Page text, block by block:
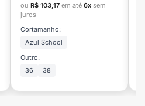
ou R$ 103,17 em até 6x sem
juros
Cortamanho:
Azul School
Outro:
36
38